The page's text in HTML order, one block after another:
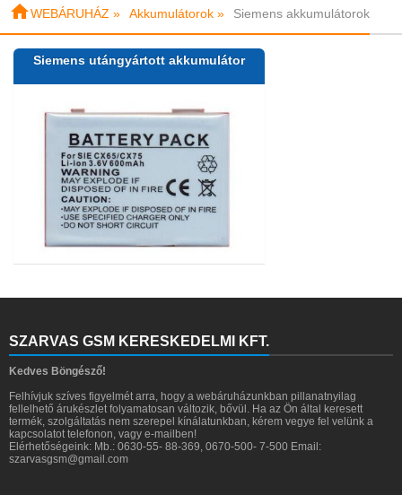
WEBÁRUHÁZ » Akkumulátorok » Siemens akkumulátorok
Siemens utángyártott akkumulátor
SZARVAS GSM KERESKEDELMI KFT.
Kedves Böngésző!
Felhívjuk szíves figyelmét arra, hogy a webáruházunkban pillanatnyilag
fellelhető árukészlet folyamatosan változik, bővül. Ha az Ön által keresett
termék, szolgáltatás nem szerepel kínálatunkban, kérem vegye fel velünk a
kapcsolatot telefonon, vagy e-mailben!
Elérhetőségeink: Mb.: 0630-55- 88-369, 0670-500- 7-500 Email:
szarvasgsm@gmail.com